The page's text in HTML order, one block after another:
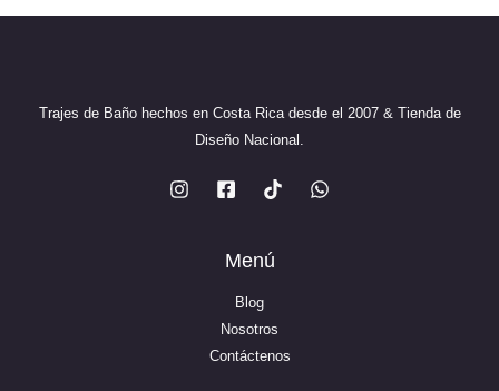
Trajes de Baño hechos en Costa Rica desde el 2007 & Tienda de
Diseño Nacional.
Menú
Blog
Nosotros
Contáctenos